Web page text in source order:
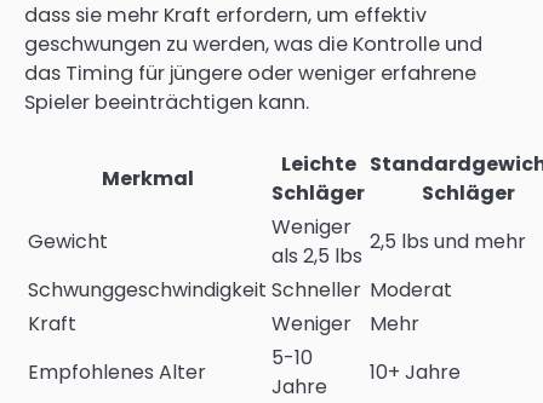
dass sie mehr Kraft erfordern, um effektiv
geschwungen zu werden, was die Kontrolle und
das Timing für jüngere oder weniger erfahrene
Spieler beeinträchtigen kann.
Merkmal
Leichte
Schläger
Schläger
Gewicht
Weniger
als 2,5 lbs
2,5 lbs und mehr
Schwunggeschwindigkeit Schneller Moderat
Kraft
Weniger
Mehr
Empfohlenes Alter
5-10
Jahre
10+ Jahre